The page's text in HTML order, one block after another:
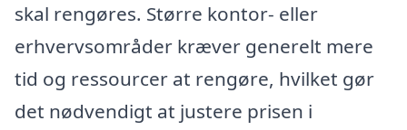
skal rengøres. Større kontor- eller
erhvervsområder kræver generelt mere
tid og ressourcer at rengøre, hvilket gør
det nødvendigt at justere prisen i